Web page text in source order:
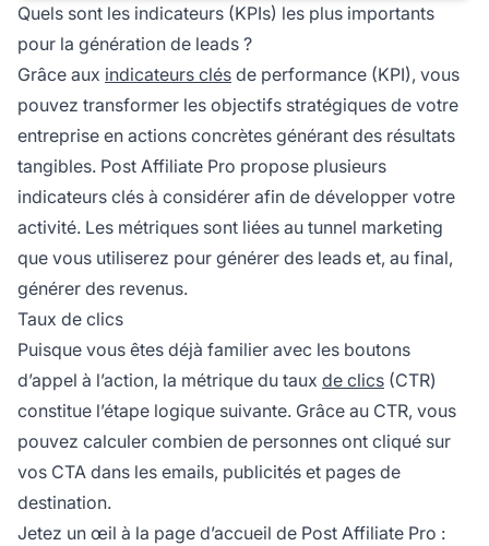
Quels sont les indicateurs (KPIs) les plus importants
pour la génération de leads ?
Grâce aux indicateurs clés de performance (KPI), vous
pouvez transformer les objectifs stratégiques de votre
entreprise en actions concrètes générant des résultats
tangibles. Post Affiliate Pro propose plusieurs
indicateurs clés à considérer afin de développer votre
activité. Les métriques sont liées au tunnel marketing
que vous utiliserez pour générer des leads et, au final,
générer des revenus.
Taux de clics
Puisque vous êtes déjà familier avec les boutons
d’appel à l’action, la métrique du taux de clics (CTR)
constitue l’étape logique suivante. Grâce au CTR, vous
pouvez calculer combien de personnes ont cliqué sur
vos CTA dans les emails, publicités et pages de
destination.
Jetez un œil à la page d’accueil de Post Affiliate Pro :